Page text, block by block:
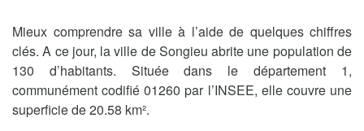
Mieux comprendre sa ville à l’aide de quelques chiffres
clés. A ce jour, la ville de Songieu abrite une population de
130 d’habitants. Située dans le département 1,
communément codifié 01260 par l’INSEE, elle couvre une
superficie de 20.58 km².